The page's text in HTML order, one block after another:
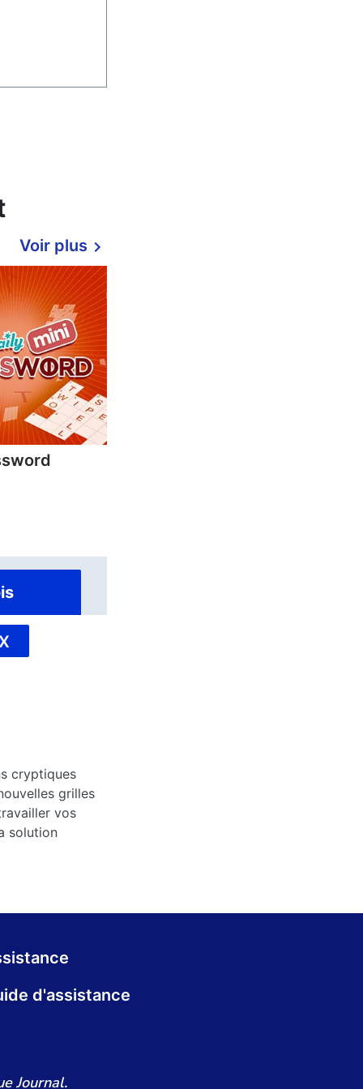
Voir plus
cryptiques
grilles
vos
solution
d'assistance
Journal.